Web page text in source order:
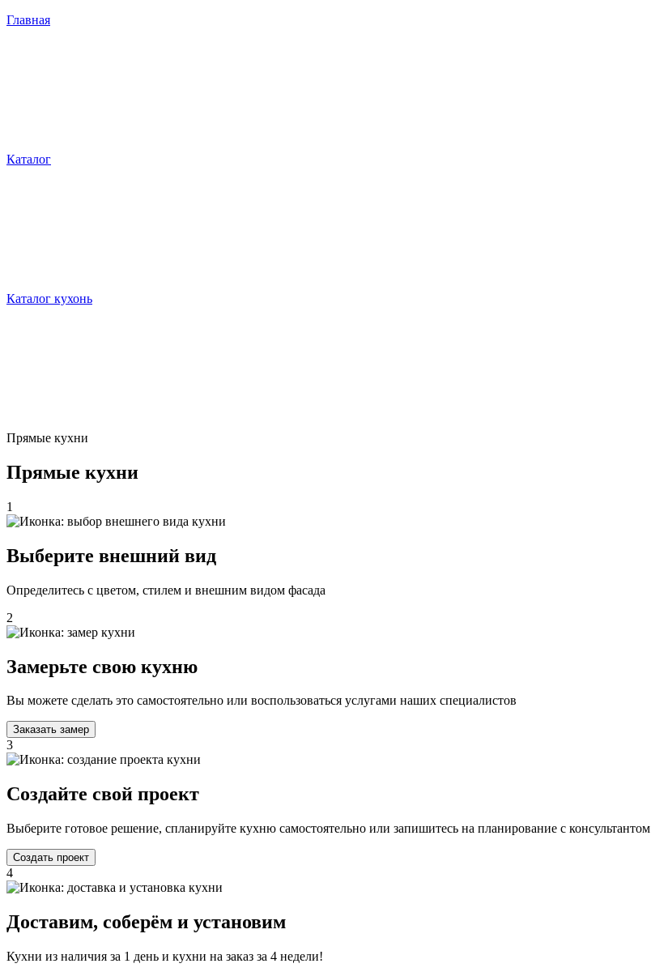
Главная
Каталог
Каталог кухонь
Прямые кухни
Прямые кухни
1
Выберите внешний вид
Определитесь с цветом, стилем и внешним видом фасада
2
Замерьте свою кухню
Вы можете сделать это самостоятельно или воспользоваться услугами наших специалистов
Заказать замер
3
Создайте свой проект
Выберите готовое решение, спланируйте кухню самостоятельно или запишитесь на планирование с консультантом
Создать проект
4
Доставим, соберём и установим
Кухни из наличия за 1 день и кухни на заказ за 4 недели!